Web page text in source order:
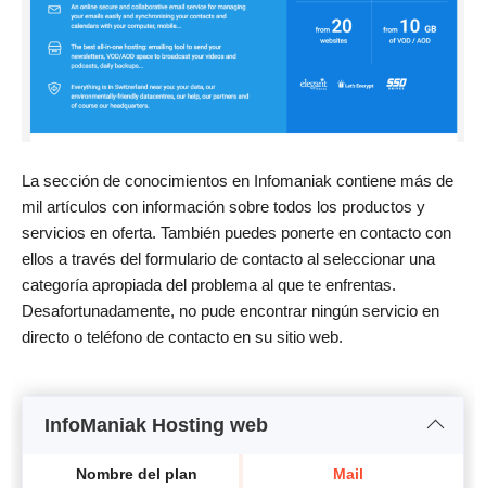
La sección de conocimientos en Infomaniak contiene más de
mil artículos con información sobre todos los productos y
servicios en oferta. También puedes ponerte en contacto con
ellos a través del formulario de contacto al seleccionar una
categoría apropiada del problema al que te enfrentas.
Desafortunadamente, no pude encontrar ningún servicio en
directo o teléfono de contacto en su sitio web.
InfoManiak Hosting web
Nombre del plan Mail